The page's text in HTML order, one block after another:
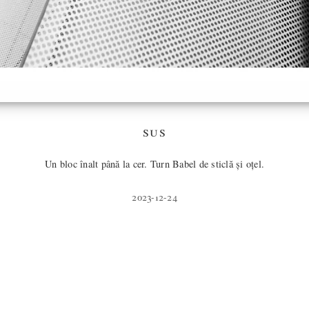
sus
Un bloc înalt până la cer. Turn Babel de sticlă și oțel.
2023-12-24